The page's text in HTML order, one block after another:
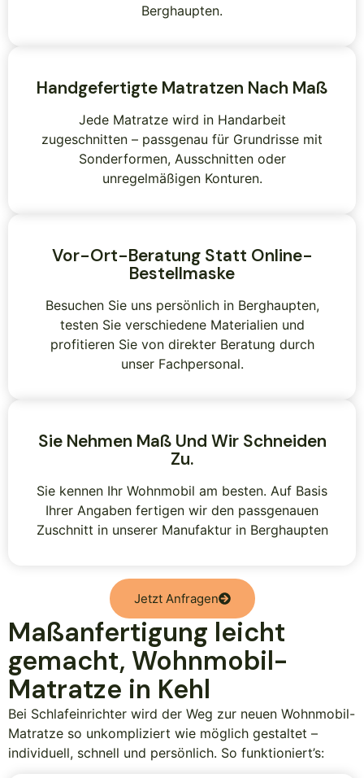
Berghaupten.
Handgefertigte Matratzen Nach Maß
Jede Matratze wird in Handarbeit
zugeschnitten – passgenau für Grundrisse mit
Sonderformen, Ausschnitten oder
unregelmäßigen Konturen.
Vor-Ort-Beratung Statt Online-
Bestellmaske
Besuchen Sie uns persönlich in Berghaupten,
testen Sie verschiedene Materialien und
profitieren Sie von direkter Beratung durch
unser Fachpersonal.
Sie Nehmen Maß Und Wir Schneiden
Zu.
Sie kennen Ihr Wohnmobil am besten. Auf Basis
Ihrer Angaben fertigen wir den passgenauen
Zuschnitt in unserer Manufaktur in Berghaupten
Jetzt Anfragen
Maßanfertigung leicht
gemacht, Wohnmobil-
Matratze in Kehl
Bei Schlafeinrichter wird der Weg zur neuen Wohnmobil-
Matratze so unkompliziert wie möglich gestaltet –
individuell, schnell und persönlich. So funktioniert’s: